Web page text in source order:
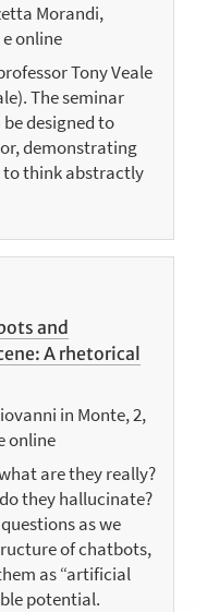
Morandi,
e online
Tony Veale
The seminar
designed to
demonstrating
to think abstractly
and
A rhetorical
in Monte, 2,
online
are they really?
they hallucinate?
as we
of chatbots,
as “artificial
potential.